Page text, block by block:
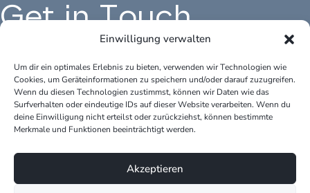
Einwilligung verwalten
Um dir ein optimales Erlebnis zu bieten, verwenden wir Technologien wie
Cookies, um Geräteinformationen zu speichern und/oder darauf zuzugreifen.
Wenn du diesen Technologien zustimmst, können wir Daten wie das
Surfverhalten oder eindeutige IDs auf dieser Website verarbeiten. Wenn du
deine Einwilligung nicht erteilst oder zurückziehst, können bestimmte
Merkmale und Funktionen beeinträchtigt werden.
Akzeptieren
Get in Touch
Büro Deutschland:
peter.krause.net
Katharina-Fischer-Platz 1
85435 Erding
Telefon: +49 170 3148109
E-Mail: info@peter-krause.net
E-